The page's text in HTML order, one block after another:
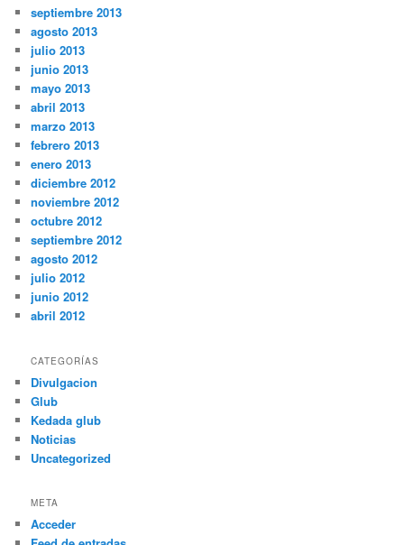
septiembre 2013
agosto 2013
julio 2013
junio 2013
mayo 2013
abril 2013
marzo 2013
febrero 2013
enero 2013
diciembre 2012
noviembre 2012
octubre 2012
septiembre 2012
agosto 2012
julio 2012
junio 2012
abril 2012
CATEGORÍAS
Divulgacion
Glub
Kedada glub
Noticias
Uncategorized
META
Acceder